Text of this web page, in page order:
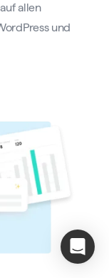
allen
und